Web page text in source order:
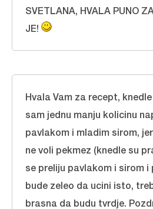
SVETLANA, HVALA PUNO
JE!
Hvala Vam za recept,
sam jednu manju kolicinu
pavlakom i mladim sirom,
ne voli pekmez (knedle su
se preliju pavlakom i sirom i
bude zeleo da ucini isto,
brasna da budu tvrdje.